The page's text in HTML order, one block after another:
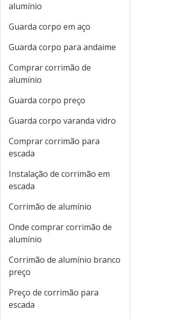
alumínio
Guarda corpo em aço
Guarda corpo para andaime
Comprar corrimão de
alumínio
Guarda corpo preço
Guarda corpo varanda vidro
Comprar corrimão para
escada
Instalação de corrimão em
escada
Corrimão de alumínio
Onde comprar corrimão de
alumínio
Corrimão de alumínio branco
preço
Preço de corrimão para
escada